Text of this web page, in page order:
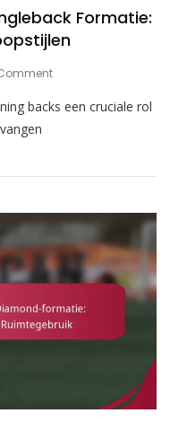
Formatie:
On
Back
Formatie:
Loopstijlen
backs een cruciale rol